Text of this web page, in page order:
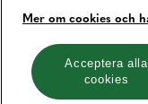
Cookies
Hantera cookies
Mer om cookies och
Acceptera alla
cookies